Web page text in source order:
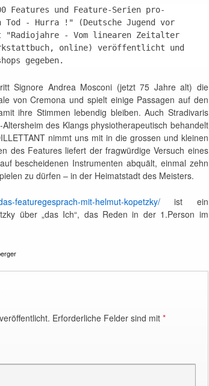
Features und Feature-Serien pro-
- Hurra !" (Deutsche Jugend vor
"Radiojahre - Vom linearen Zeitalter
online) veröffentlicht und
gegeben.
Signore Andrea Mosconi (jetzt 75 Jahre alt) die
von Cremona und spielt einige Passagen auf den
ihre Stimmen lebendig bleiben. Auch Stradivaris
des Klangs physiotherapeutisch behandelt
nimmt uns mit in die grossen und kleinen
des Features liefert der fragwürdige Versuch eines
bescheidenen Instrumenten abquält, einmal zehn
zu dürfen – in der Heimatstadt des Meisters.
featuregesprach-mit-helmut-kopetzky/ ist ein
über „das Ich“, das Reden in der 1.Person im
Erforderliche Felder sind mit *